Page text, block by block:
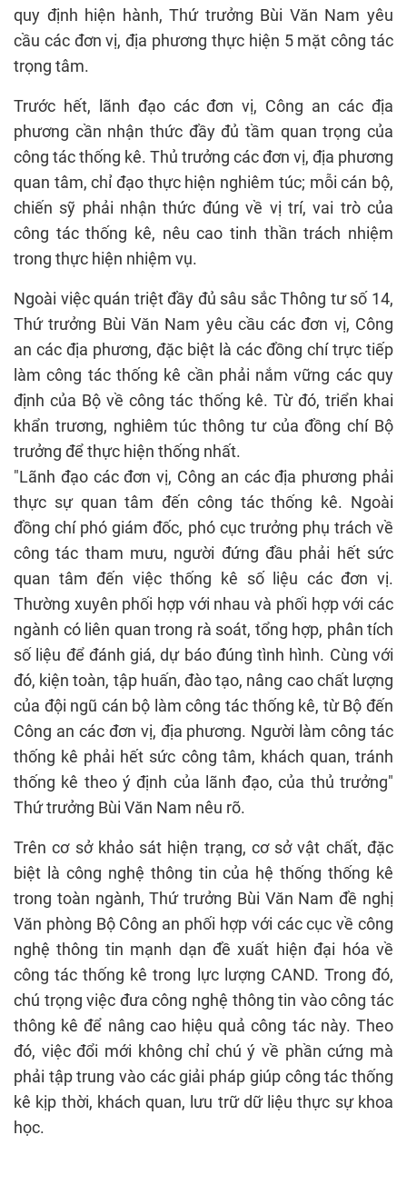
quy định hiện hành, Thứ trưởng Bùi Văn Nam yêu
cầu các đơn vị, địa phương thực hiện 5 mặt công tác
trọng tâm.
Trước hết, lãnh đạo các đơn vị, Công an các địa
phương cần nhận thức đầy đủ tầm quan trọng của
công tác thống kê. Thủ trưởng các đơn vị, địa phương
quan tâm, chỉ đạo thực hiện nghiêm túc; mỗi cán bộ,
chiến sỹ phải nhận thức đúng về vị trí, vai trò của
công tác thống kê, nêu cao tinh thần trách nhiệm
trong thực hiện nhiệm vụ.
Ngoài việc quán triệt đầy đủ sâu sắc Thông tư số 14,
Thứ trưởng Bùi Văn Nam yêu cầu các đơn vị, Công
an các địa phương, đặc biệt là các đồng chí trực tiếp
làm công tác thống kê cần phải nắm vững các quy
định của Bộ về công tác thống kê. Từ đó, triển khai
khẩn trương, nghiêm túc thông tư của đồng chí Bộ
trưởng để thực hiện thống nhất.
"Lãnh đạo các đơn vị, Công an các địa phương phải
thực sự quan tâm đến công tác thống kê. Ngoài
đồng chí phó giám đốc, phó cục trưởng phụ trách về
công tác tham mưu, người đứng đầu phải hết sức
quan tâm đến việc thống kê số liệu các đơn vị.
Thường xuyên phối hợp với nhau và phối hợp với các
ngành có liên quan trong rà soát, tổng hợp, phân tích
số liệu để đánh giá, dự báo đúng tình hình. Cùng với
đó, kiện toàn, tập huấn, đào tạo, nâng cao chất lượng
của đội ngũ cán bộ làm công tác thống kê, từ Bộ đến
Công an các đơn vị, địa phương. Người làm công tác
thống kê phải hết sức công tâm, khách quan, tránh
thống kê theo ý định của lãnh đạo, của thủ trưởng"
Thứ trưởng Bùi Văn Nam nêu rõ.
Trên cơ sở khảo sát hiện trạng, cơ sở vật chất, đặc
biệt là công nghệ thông tin của hệ thống thống kê
trong toàn ngành, Thứ trưởng Bùi Văn Nam đề nghị
Văn phòng Bộ Công an phối hợp với các cục về công
nghệ thông tin mạnh dạn đề xuất hiện đại hóa về
công tác thống kê trong lực lượng CAND. Trong đó,
chú trọng việc đưa công nghệ thông tin vào công tác
thông kê để nâng cao hiệu quả công tác này. Theo
đó, việc đổi mới không chỉ chú ý về phần cứng mà
phải tập trung vào các giải pháp giúp công tác thống
kê kịp thời, khách quan, lưu trữ dữ liệu thực sự khoa
học.